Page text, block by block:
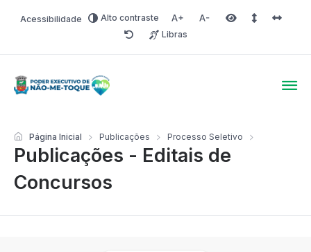
Acessibilidade Alto contraste Aumentar fonte
Diminuir fonteÁrea selecionada
Espaço
RedefinirLibras
Publicações - Editais de
Concursos
Página Inicial Publicações Processo Seletivo